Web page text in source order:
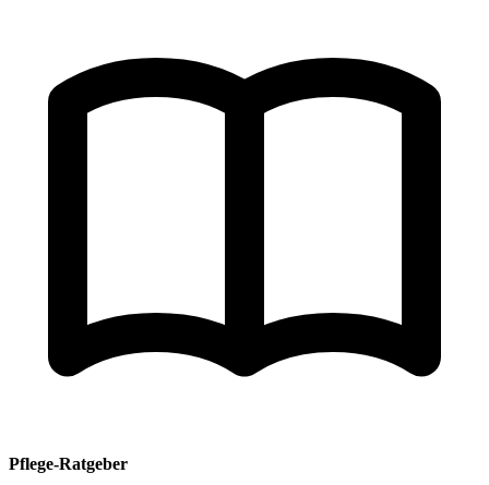
Pflege-Ratgeber